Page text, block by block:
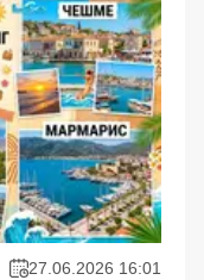
27.06.2026 16:01